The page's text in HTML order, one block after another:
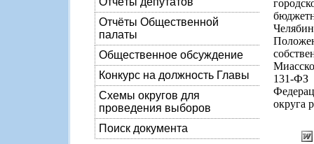
Отчёты Общественной
палаты
Общественное обсуждение
Конкурс на должность Главы
Схемы округов для
проведения выборов
Поиск документа
131-
округа